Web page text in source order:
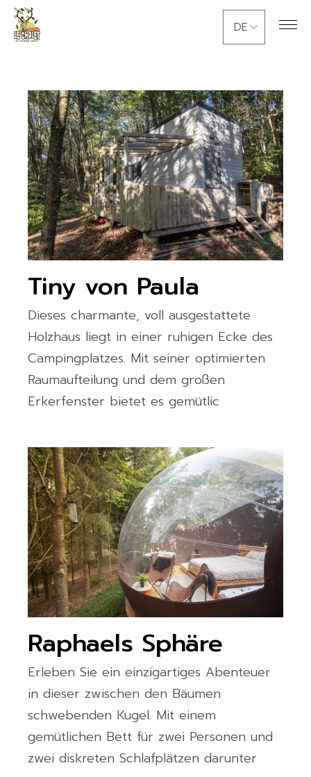
Skip
the
content
Sprache
auswählen
Tiny von Paula
Dieses charmante, voll ausgestattete
Holzhaus liegt in einer ruhigen Ecke des
Campingplatzes. Mit seiner optimierten
Raumaufteilung und dem großen
Erkerfenster bietet es gemütlic
Raphaels Sphäre
Erleben Sie ein einzigartiges Abenteuer
in dieser zwischen den Bäumen
schwebenden Kugel. Mit einem
gemütlichen Bett für zwei Personen und
zwei diskreten Schlafplätzen darunter